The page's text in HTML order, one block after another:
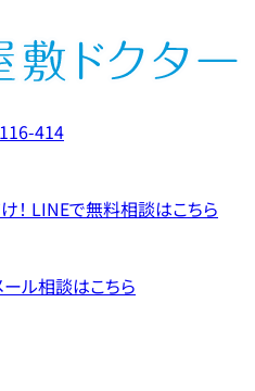
414
！ LINEで無料相談はこちら
ール相談はこちら